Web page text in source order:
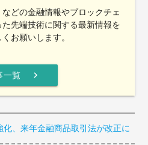
どの金融情報やブロックチェ
先端技術に関する最新情報を
お願いします。
一覧 chevron_right
、来年金融商品取引法が改正に